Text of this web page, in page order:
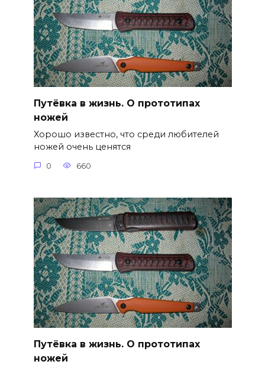
Путёвка в жизнь. О прототипах
ножей
Хорошо известно, что среди любителей
ножей очень ценятся
0 660
Путёвка в жизнь. О прототипах
ножей